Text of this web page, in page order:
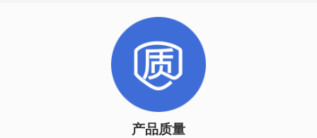
产品质量